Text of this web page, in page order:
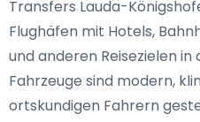
Transfers Lauda-
Flughäfen mit Hotels,
und anderen Reisezielen in
Fahrzeuge sind modern,
ortskundigen Fahrern